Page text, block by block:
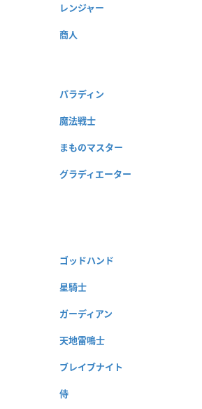
レンジャー
商人
パラディン
魔法戦士
まものマスター
グラディエーター
ゴッドハンド
星騎士
ガーディアン
天地雷鳴士
ブレイブナイト
侍